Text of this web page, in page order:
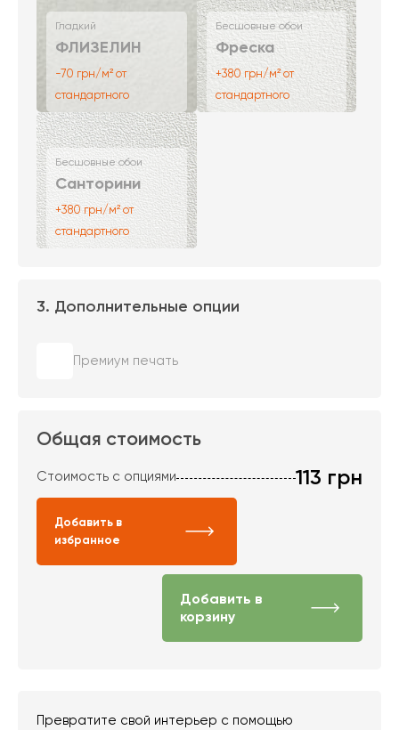
Гладкий
ФЛИЗЕЛИН
-70 грн/м² от
стандартного
Бесшовные обои
Фреска
+380 грн/м² от
стандартного
Бесшовные обои
Санторини
+380 грн/м² от
стандартного
3. Дополнительные опции
Премиум печать
Общая стоимость
Стоимость с опциями 113 грн
Добавить в
избранное
Добавить в
корзину
Превратите свой интерьер с помощью